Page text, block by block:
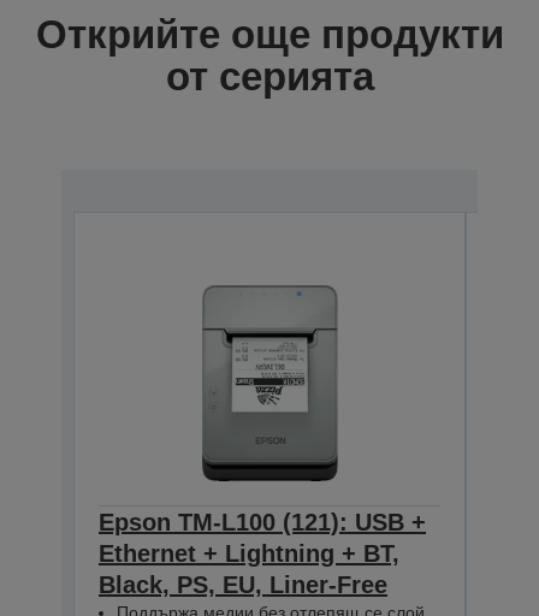
Открийте още продукти
от серията
Epson TM-L100 (121): USB +
Ethernet + Lightning + BT,
Black, PS, EU, Liner-Free
Поддържа медии без отлепящ се слой